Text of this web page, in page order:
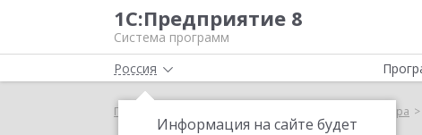
1С:Предприятие 8
Система программ
Россия
Информация на сайте будет
Главная Выбор партнёра